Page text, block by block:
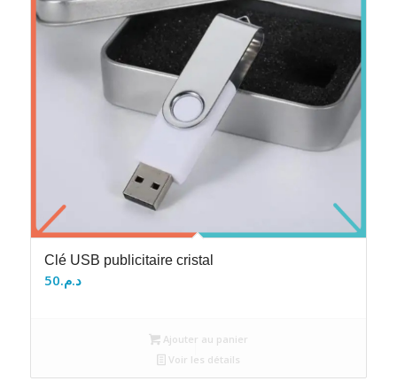
Clé USB publicitaire cristal
د.م.50
Ajouter au panier
Voir les détails